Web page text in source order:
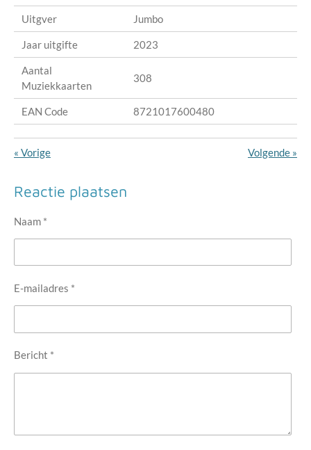
Uitgver Jumbo
Jaar uitgifte 2023
Aantal
Muziekkaarten
308
EAN Code 8721017600480
« Vorige Volgende »
Reactie plaatsen
Naam *
E-mailadres *
Bericht *